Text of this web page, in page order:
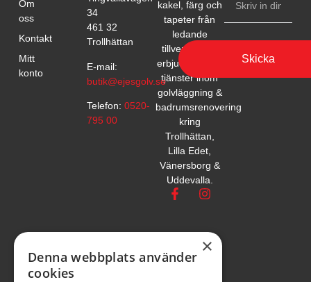
kakel, färg och
tapeter från
ledande
tillverkare. Vi
erbjuder också
tjänster inom
golvläggning &
badrumsrenovering
kring
Trollhättan,
Lilla Edet,
Vänersborg &
Uddevalla.
Om
oss
Kontakt
Mitt
konto
34
461 32
Trollhättan
E-mail:
butik@ejesgolv.se
Telefon: 0520-
795 00
Skicka
×
Denna webbplats använder
cookies